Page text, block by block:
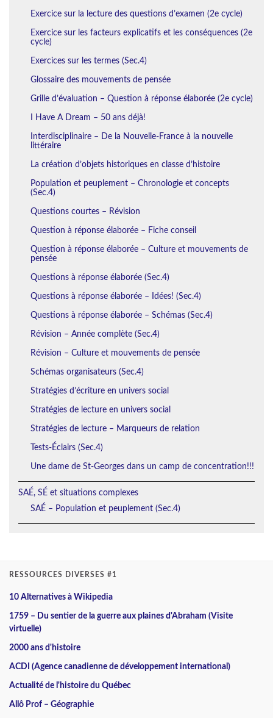
Exercice sur la lecture des questions d’examen (2e cycle)
Exercice sur les facteurs explicatifs et les conséquences (2e
cycle)
Exercices sur les termes (Sec.4)
Glossaire des mouvements de pensée
Grille d’évaluation – Question à réponse élaborée (2e cycle)
I Have A Dream – 50 ans déjà!
Interdisciplinaire – De la Nouvelle-France à la nouvelle
littéraire
La création d’objets historiques en classe d’histoire
Population et peuplement – Chronologie et concepts
(Sec.4)
Questions courtes – Révision
Question à réponse élaborée – Fiche conseil
Question à réponse élaborée – Culture et mouvements de
pensée
Questions à réponse élaborée (Sec.4)
Questions à réponse élaborée – Idées! (Sec.4)
Questions à réponse élaborée – Schémas (Sec.4)
Révision – Année complète (Sec.4)
Révision – Culture et mouvements de pensée
Schémas organisateurs (Sec.4)
Stratégies d’écriture en univers social
Stratégies de lecture en univers social
Stratégies de lecture – Marqueurs de relation
Tests-Éclairs (Sec.4)
Une dame de St-Georges dans un camp de concentration!!!
SAÉ, SÉ et situations complexes
SAÉ – Population et peuplement (Sec.4)
RESSOURCES DIVERSES #1
10 Alternatives à Wikipedia
1759 – Du sentier de la guerre aux plaines d'Abraham (Visite
virtuelle)
2000 ans d'histoire
ACDI (Agence canadienne de développement international)
Actualité de l'histoire du Québec
Allô Prof – Géographie